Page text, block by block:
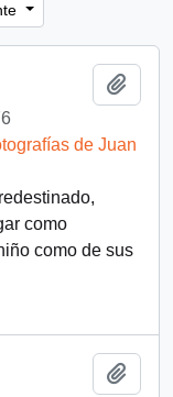
de Juan
como
como de sus